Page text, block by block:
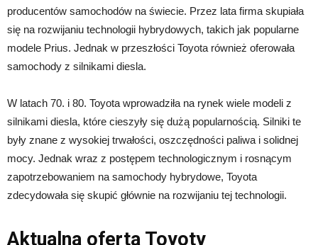
producentów samochodów na świecie. Przez lata firma skupiała
się na rozwijaniu technologii hybrydowych, takich jak popularne
modele Prius. Jednak w przeszłości Toyota również oferowała
samochody z silnikami diesla.
W latach 70. i 80. Toyota wprowadziła na rynek wiele modeli z
silnikami diesla, które cieszyły się dużą popularnością. Silniki te
były znane z wysokiej trwałości, oszczędności paliwa i solidnej
mocy. Jednak wraz z postępem technologicznym i rosnącym
zapotrzebowaniem na samochody hybrydowe, Toyota
zdecydowała się skupić głównie na rozwijaniu tej technologii.
Aktualna oferta Toyoty